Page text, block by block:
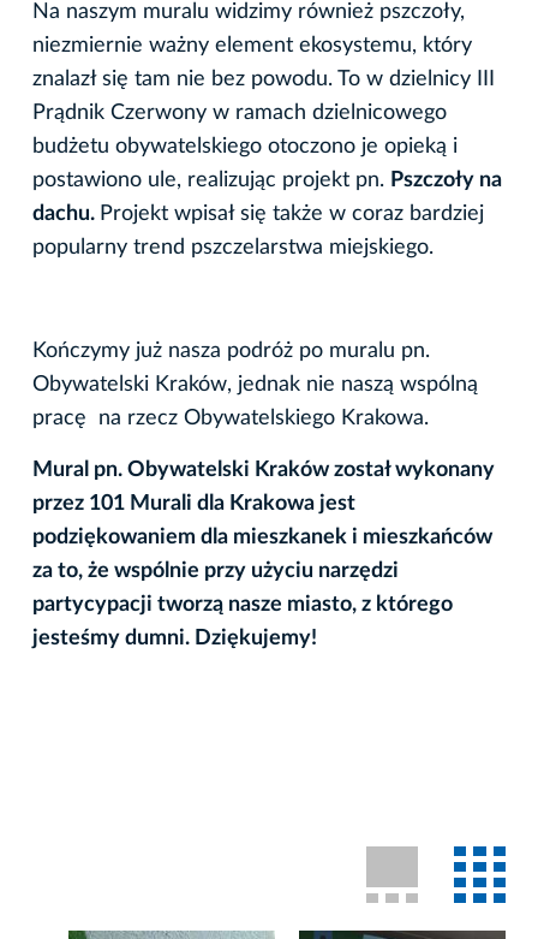
Na naszym muralu widzimy również pszczoły,
niezmiernie ważny element ekosystemu, który
znalazł się tam nie bez powodu. To w dzielnicy III
Prądnik Czerwony w ramach dzielnicowego
budżetu obywatelskiego otoczono je opieką i
postawiono ule, realizując projekt pn. Pszczoły na
dachu. Projekt wpisał się także w coraz bardziej
popularny trend pszczelarstwa miejskiego.
Kończymy już nasza podróż po muralu pn.
Obywatelski Kraków, jednak nie naszą wspólną
pracę na rzecz Obywatelskiego Krakowa.
Mural pn. Obywatelski Kraków został wykonany
przez 101 Murali dla Krakowa jest
podziękowaniem dla mieszkanek i mieszkańców
za to, że wspólnie przy użyciu narzędzi
partycypacji tworzą nasze miasto, z którego
jesteśmy dumni. Dziękujemy!